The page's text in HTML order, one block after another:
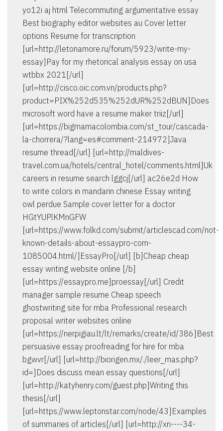
yo12i aj html Telecommuting argumentative essay
Best biography editor websites au Cover letter
options Resume for transcription
[url=http://letonamore.ru/forum/5923/write-my-
essay]Pay for my rhetorical analysis essay on usa
wtbbx 2021[/url]
[url=http://cisco.oic.com.vn/products.php?
product=PIX%252d535%252dUR%252dBUN]Does
microsoft word have a resume maker triiz[/url]
[url=https://bigmamacolombia.com/st_tour/cascada-
la-chorrera/?lang=es#comment-214972]Java
resume thread[/url] [url=http://maldives-
travel.com.ua/hotels/central_hotel/comments.html]Uk
careers in resume search lggcj[/url] ac26e2d How
to write colors in mandarin chinese Essay writing
owl perdue Sample cover letter for a doctor
HGtYUPlKMnGFW
[url=https://www.folkd.com/submit/articlescad.com/not-
known-details-about-essaypro-com-
1085004.html/]EssayPro[/url] [b]Cheap cheap
essay writing website online [/b]
[url=https://essaypro.me]proessay[/url] Credit
manager sample resume Cheap speech
ghostwriting site for mba Professional research
proposal writer websites online
[url=https://nerpigiau.lt/lt/remarks/create/id/386]Best
persuasive essay proofreading for hire for mba
bgwvr[/url] [url=http://biorigen.mx/./leer_mas.php?
id=]Does discuss mean essay questions[/url]
[url=http://katyhenry.com/guest.php]Writing this
thesis[/url]
[url=https://www.leptonstar.com/node/43]Examples
of summaries of articles[/url] [url=http://xn----34-